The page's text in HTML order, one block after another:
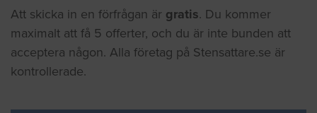
Att skicka in en förfrågan är gratis. Du kommer
maximalt att få 5 offerter, och du är inte bunden att
acceptera någon. Alla företag på Stensattare.se är
kontrollerade.